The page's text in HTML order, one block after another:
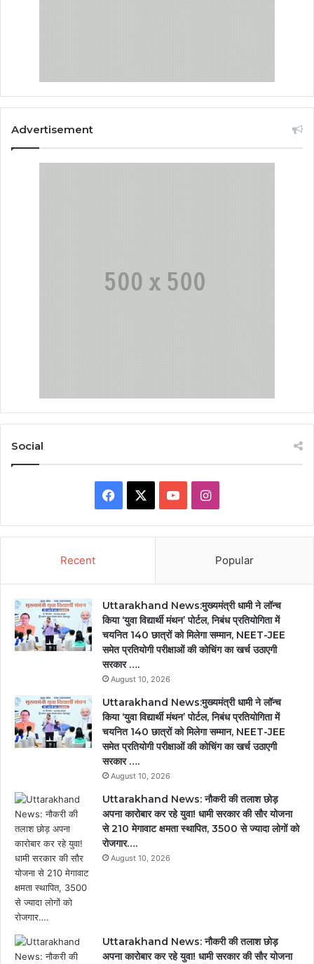
Advertisement
Social
Facebook YouTubeInstagram
Recent Popular
Uttarakhand News:मुख्यमंत्री धामी ने लॉन्च
किया ‘युवा विद्यार्थी मंथन’ पोर्टल, निबंध प्रतियोगिता में
चयनित 140 छात्रों को मिलेगा सम्मान, NEET-JEE
समेत प्रतियोगी परीक्षाओं की कोचिंग का खर्च उठाएगी
सरकार ….
August 10, 2026
Uttarakhand News:मुख्यमंत्री धामी ने लॉन्च
किया ‘युवा विद्यार्थी मंथन’ पोर्टल, निबंध प्रतियोगिता में
चयनित 140 छात्रों को मिलेगा सम्मान, NEET-JEE
समेत प्रतियोगी परीक्षाओं की कोचिंग का खर्च उठाएगी
सरकार ….
August 10, 2026
Uttarakhand News: नौकरी की तलाश छोड़
अपना कारोबार कर रहे युवा! धामी सरकार की सौर योजना
से 210 मेगावाट क्षमता स्थापित, 3500 से ज्यादा लोगों को
रोजगार….
August 10, 2026
Uttarakhand News: नौकरी की तलाश छोड़
अपना कारोबार कर रहे युवा! धामी सरकार की सौर योजना